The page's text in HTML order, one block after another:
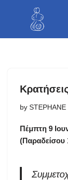
to
by STEPHANE
Πέμπτη 9
(Παραδείσου